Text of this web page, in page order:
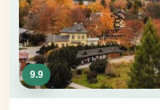
9.9